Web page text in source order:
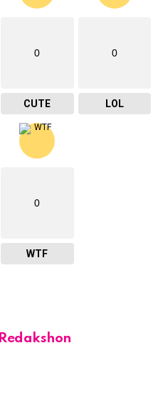
0
CUTE
0
LOL
0
WTF
Redakshon